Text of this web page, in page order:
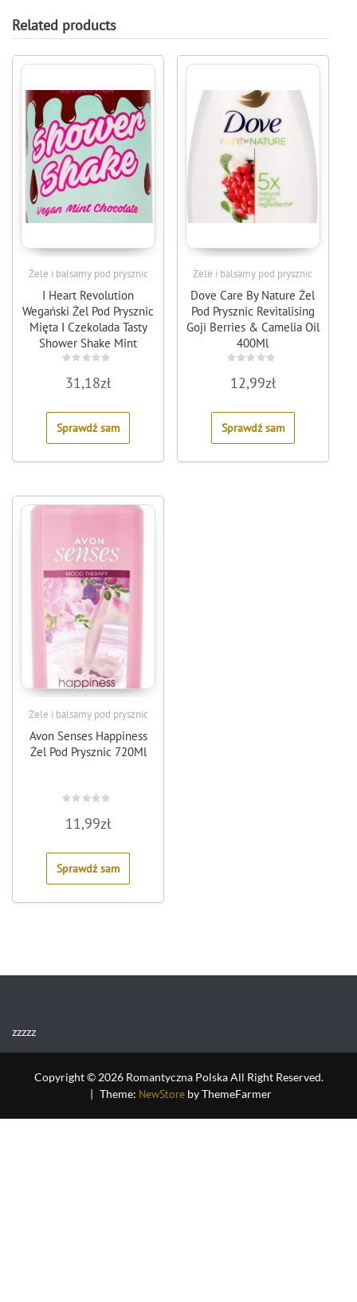
Related products
Żele i balsamy pod prysznic
I Heart Revolution
Wegański Żel Pod Prysznic
Mięta I Czekolada Tasty
Shower Shake Mint
Chocolate Shower Gel 320
Ml
0
5
31,18zł
Sprawdź sam
Żele i balsamy pod prysznic
Dove Care By Nature Żel
Pod Prysznic Revitalising
Goji Berries & Camelia Oil
400Ml
0
5
12,99zł
Sprawdź sam
Żele i balsamy pod prysznic
Avon Senses Happiness
Żel Pod Prysznic 720Ml
0
5
11,99zł
Sprawdź sam
zzzzz
Copyright © 2026 Romantyczna Polska All Right Reserved.
| Theme: NewStoreby ThemeFarmer